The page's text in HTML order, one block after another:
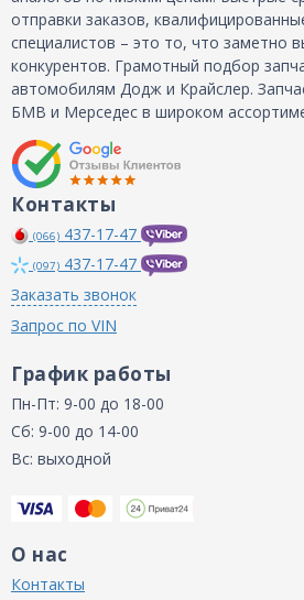
отправки заказов,
специалистов – это то, что заметно
конкурентов. Грамотный подбор
автомобилям Додж и Крайслер.
БМВ и Мерседес в широком
Контакты
(066) 437-17-47
(097) 437-17-47
Заказать звонок
Запрос по VIN
График работы
Пн-Пт: 9-00 до 18-00
Сб: 9-00 до 14-00
Вс: выходной
О нас
Контакты